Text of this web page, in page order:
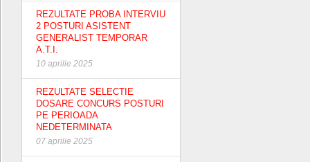
REZULTATE PROBA INTERVIU
2 POSTURI ASISTENT
GENERALIST TEMPORAR
A.T.I.
10 aprilie 2025
REZULTATE SELECTIE
DOSARE CONCURS POSTURI
PE PERIOADA
NEDETERMINATA
07 aprilie 2025